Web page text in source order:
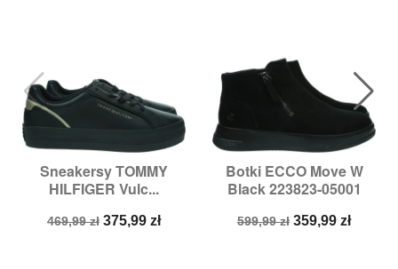
Sneakersy TOMMY
HILFIGER Vulc...
Cena
469,99 zł Cena
375,99 zł
Botki ECCO Move W
Black 223823-05001
Cena
599,99 zł Cena
359,99 zł